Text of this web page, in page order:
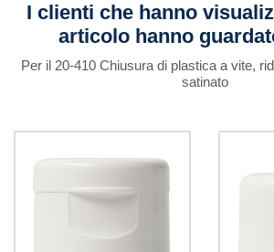
I clienti che hanno
articolo hanno
Per il 20-410 Chiusura di plastica a vite,
satinato